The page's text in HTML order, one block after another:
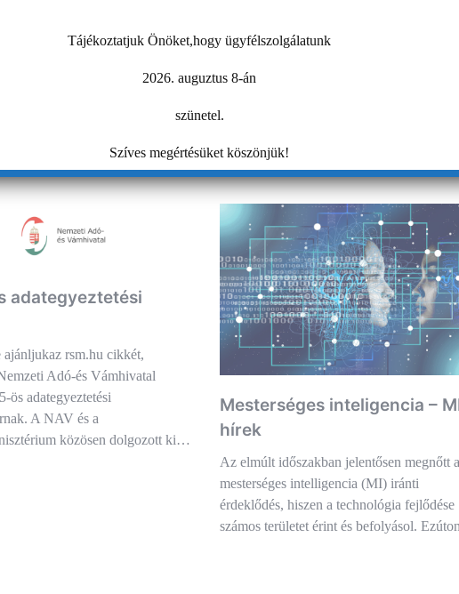
Klub -Profi online megjelenés egyszerűen
KAPTÁR:
érdekelheti Önt:
adategyeztetési
ajánljukaz rsm.hu cikkét,
Adó-és Vámhivatal
ös adategyeztetési
A NAV és a
közösen dolgozott ki…
Mesterséges inteligencia –
hírek
Az elmúlt időszakban jelentősen megnőtt a
mesterséges intelligencia (MI) iránti
érdeklődés, hiszen a technológia fejlődése
számos területet érint és befolyásol.
Tájékoztatjuk Önöket,hogy ügyfélszolgálatunk
2026. auguztus 8-án
szünetel.
Szíves megértésüket köszönjük!